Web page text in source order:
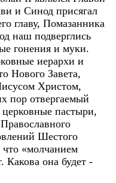
и Синод присягал
главу, Помазанника
наш подверглись
гонения и муки.
иерархи и
Нового Завета,
Христом,
пор отвергаемый
пастыри,
Шестого
что «молчанием
Какова она будет -